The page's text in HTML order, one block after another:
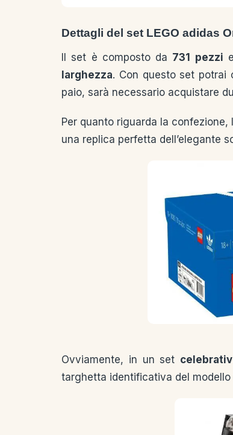
Dettagli del set LEGO adidas
Il set è composto da 731 pezzi
larghezza. Con questo set potrai
paio, sarà necessario acquistare
Per quanto riguarda la confezione,
una replica perfetta dell’elegante
Ovviamente, in un set
targhetta identificativa del modello